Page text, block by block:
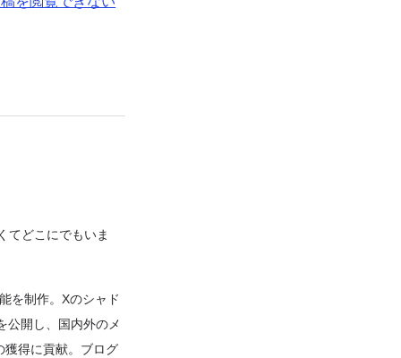
てどこにでもいま
を制作。Xのシャド
公開し、国内外のメ
獲得に貢献。ブログ